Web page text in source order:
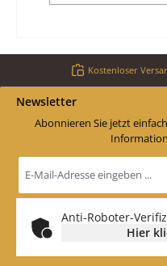
Kostenloser
Newsletter
Abonnieren Sie jetzt
Mail-
*
Anti-Roboter-
Hier